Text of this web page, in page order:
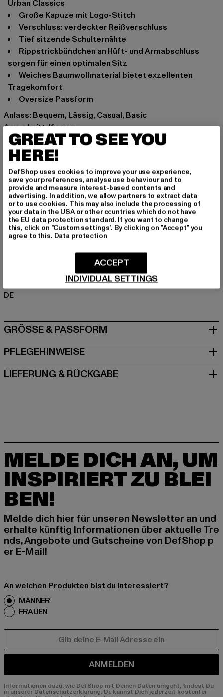
Urban Classics
Große Kapuze mit Logo-Stitch
Verschluss: verdeckter Reißverschluss
Tief sitzende Schulternähte
Rippstrickbündchen an Hüft- und Armabschluss
sorgen für einen optimalen Sitz
Weiches Baumwollmaterial bietet exzellenten
Tragekomfort
Oversize Passform
Anlass: Bequem, Lässig, Casual, Basic
Ausschnitt: Kapuze
Ärmelart: Langarm
Verschlussarten: verdeckter Reißverschluss
Schnitt: Oversize
Marke: Urban Classics
Kat.: Zip Hoodies
Farbe: schwarz
Hersteller Farbe: black
Materialzusammensetzung: 80% Baumwolle, 20%
Polyester
Hersteller: TB International GmbH |info@tbint.de
Dr.-Robert-Murjahn-Straße 7 | 64372 Ober-Ramstadt |
DE
GRÖSSE & PASSFORM
PFLEGEHINWEISE
LIEFERUNG & RÜCKGABE
MELDE DICH AN, UM
INSPIRIERT ZU BLEI
BEN!
Melde dich hier für unseren Newsletter an und
erhalte künftig Informationen über aktuelle Tre
nds, Angebote und Gutscheine von DefShop p
er E-Mail!
An welchen Produkten bist du interessiert?
MÄNNER
FRAUEN
ANMELDEN
Informationen dazu, wie DefShop mit Deinen Daten umgeht, findest Du
in unserer Datenschutzerklärung. Du kannst Dich jederzeit kostenfei
GREAT TO SEE YOU
HERE!
DefShop uses cookies to improve your use experience,
save your preferences, analyse use behaviour and to
provide and measure interest-based contents and
advertising. In addition, we allow partners to extract data
or to use cookies. This may also include the processing of
your data in the USA or other countries which do not have
the EU data protection standard. If you want to change
this, click on "Custom settings". By clicking on "Accept" you
agree to this. Data protection
INDIVIDUAL SETTINGS
ACCEPT